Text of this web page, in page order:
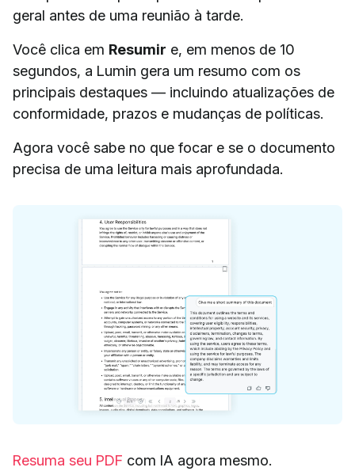
geral antes de uma reunião à tarde.
Você clica em Resumir e, em menos de 10
segundos, a Lumin gera um resumo com os
principais destaques — incluindo atualizações de
conformidade, prazos e mudanças de políticas.
Agora você sabe no que focar e se o documento
precisa de uma leitura mais aprofundada.
Resuma seu PDF com IA agora mesmo.